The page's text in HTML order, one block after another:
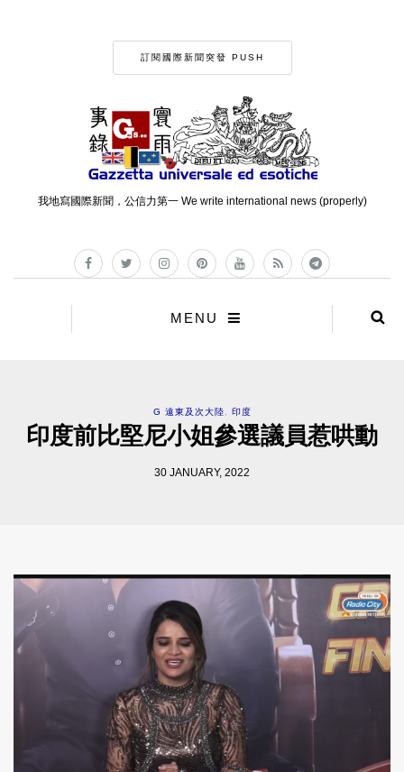
訂閱國際新聞突發 PUSH
我地寫國際新聞，公信力第一 We write international news (properly)
MENU
G 遠東及次大陸 印度
印度前比堅尼小姐參選議員惹哄動
30 JANUARY, 2022